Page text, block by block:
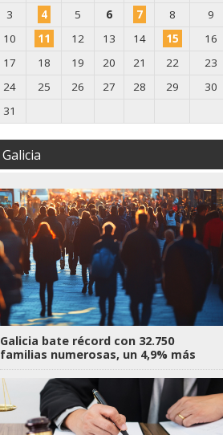
3
4 5 6 7 8
9
10
11 12 13 14 15
16
17
18 19 20 21 22
23
24
25 26 27 28 29
30
31
Galicia
Galicia bate récord con 32.750
familias numerosas, un 4,9% más